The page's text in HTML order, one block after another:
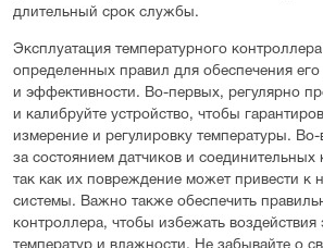
длительный срок службы.
Эксплуатация температурного
определенных правил для обеспечения его
и эффективности. Во-первых, регулярно
и калибруйте устройство, чтобы
измерение и регулировку температуры.
за состоянием датчиков и соединительных
так как их повреждение может привести к
системы. Важно также обеспечить
контроллера, чтобы избежать воздействия
температур и влажности. Не забывайте о